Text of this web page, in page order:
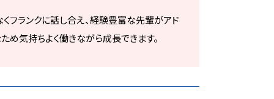
フランクに話し合え、経験豊富な先輩がアド
め気持ちよく働きながら成長できます。